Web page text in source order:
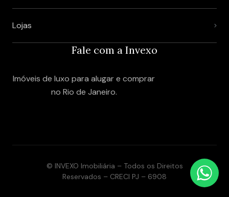
Lojas
Fale com a Invexo
Imóveis de luxo para alugar e comprar
no Rio de Janeiro.
© INVEXO Imobiliária – Todos os Direitos
Reservados – CRECI PJ – 6908